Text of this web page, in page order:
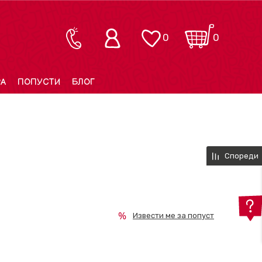
0
0
ПОПУСТИ БЛОГ
Извести ме за попуст
Спореди